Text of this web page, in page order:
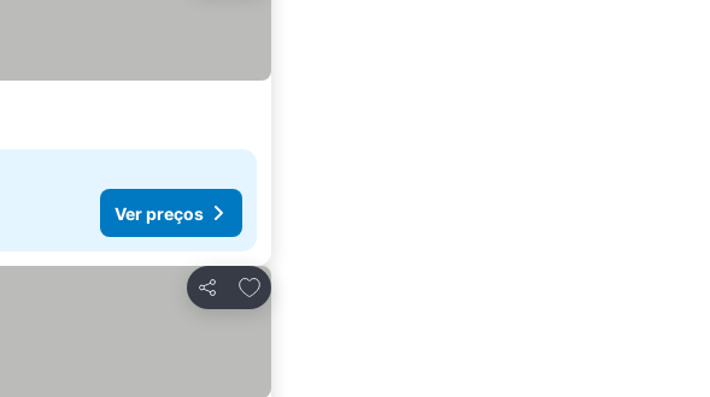
Ver preços
Partilhar
Adicionar aos favoritos